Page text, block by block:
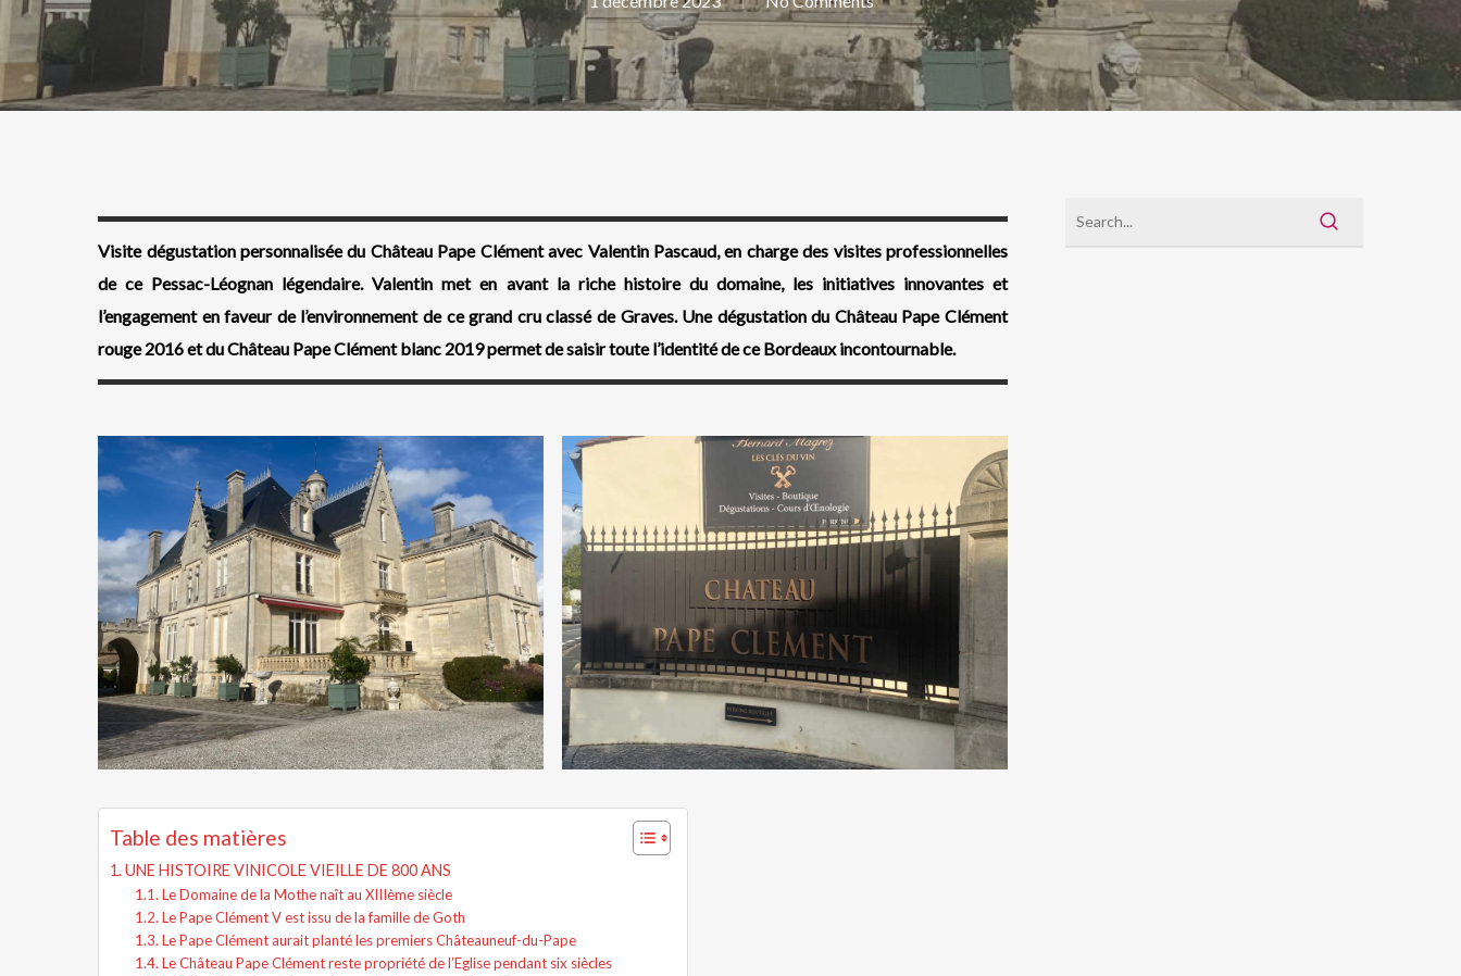
Visite dégustation personnalisée du Château Pape Clément avec Valentin Pascaud, en charge des visites professionnelles
de ce Pessac-Léognan légendaire. Valentin met en avant la riche histoire du domaine, les initiatives innovantes et
l’engagement en faveur de l’environnement de ce grand cru classé de Graves. Une dégustation du Château Pape Clément
rouge 2016 et du Château Pape Clément blanc 2019 permet de saisir toute l’identité de ce Bordeaux incontournable.
Table des matières
UNE HISTOIRE VINICOLE VIEILLE DE 800 ANS
Le Domaine de la Mothe naît au XIIIème siècle
Le Pape Clément V est issu de la famille de Goth
Le Pape Clément aurait planté les premiers Châteauneuf-du-Pape
Le Château Pape Clément reste propriété de l’Eglise pendant six siècles